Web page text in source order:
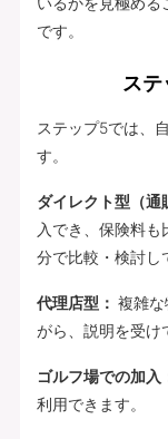
です。
ス
ステップ5では、
す。
ダイレクト型（通
入でき、保険料
分で比較・検討し
代理店型： 複雑
がら、説明を受け
ゴルフ場での加入
利用できます。